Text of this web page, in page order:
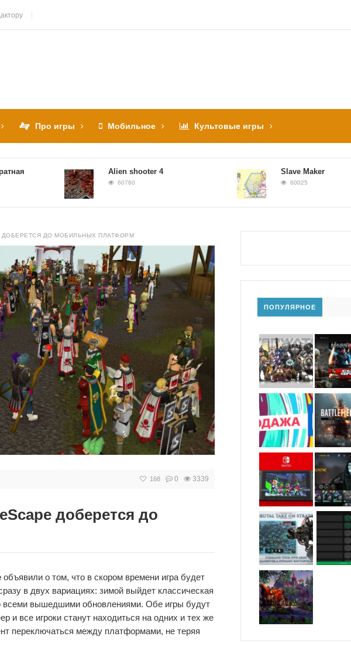
Про игры Мобильное Культовые игры
Alien shooter 4
60760
Slave Maker
60025
ДОБЕРЕТСЯ ДО МОБИЛЬНЫХ ПЛАТФОРМ
168 0 3339
доберется до
объявили о том, что в скором времени игра будет
в двух вариациях: зимой выйдет классическая
всеми вышедшими обновлениями. Обе игры будут
и все игроки станут находиться на одних и тех же
переключаться между платформами, не теряя
ПОПУЛЯРНОЕ